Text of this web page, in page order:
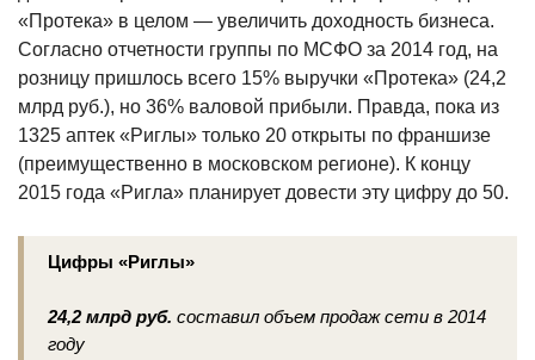
«Протека» в целом — увеличить доходность бизнеса.
Согласно отчетности группы по МСФО за 2014 год, на
розницу пришлось всего 15% выручки «Протека» (24,2
млрд руб.), но 36% валовой прибыли. Правда, пока из
1325 аптек «Риглы» только 20 открыты по франшизе
(преимущественно в московском регионе). К концу
2015 года «Ригла» планирует довести эту цифру до 50.
Цифры «Риглы»
24,2 млрд руб. составил объем продаж сети в 2014
году